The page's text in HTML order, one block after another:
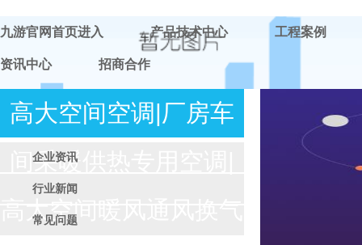
九游官网首页进入 产品技术中心 工程案例
资讯中心 招商合作
高大空间空调|厂房车
间采暖供热专用空调|
高大空间暖风通风换气
企业资讯
行业新闻
常见问题